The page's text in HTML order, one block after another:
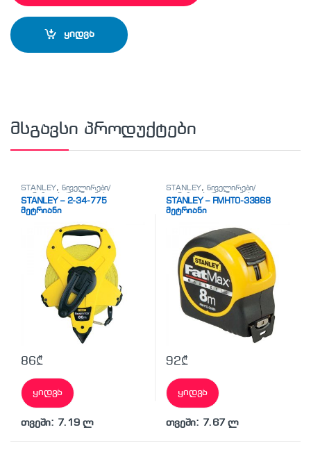
ყიდვა
მსგავსი პროდუქტები
STANLEY, ნიველირები/
თარაზოები/მეტრიანები
STANLEY – 2-34-775
მეტრიანი
86₾
ყიდვა
თვეში: 7.19 ლ
STANLEY, ნიველირები/
თარაზოები/მეტრიანები
STANLEY – FMHT0-33868
მეტრიანი
92₾
ყიდვა
თვეში: 7.67 ლ